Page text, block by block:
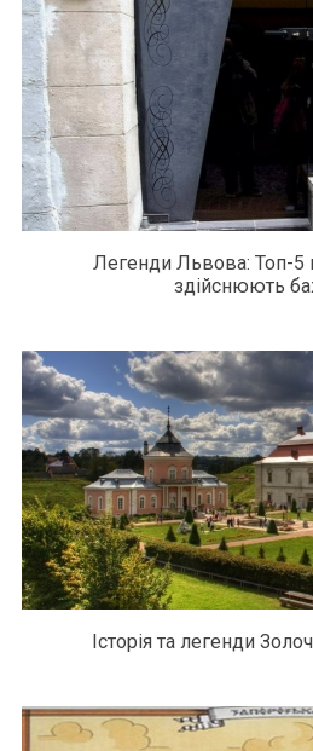
Легенди Львова: Топ-5
здійснюють
Історія та легенди